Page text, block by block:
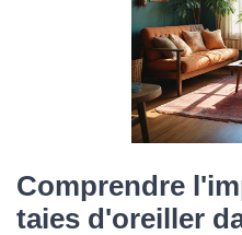
Comprendre
taies d'oreiller